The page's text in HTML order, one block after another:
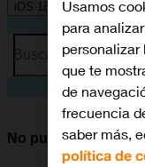
iOS 18
Busca por problema
No puedo recibir
Usamos
para
que te
de
frecuencia
saber más,
política de